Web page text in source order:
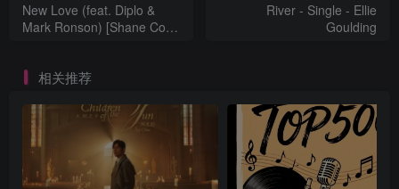
New Love (feat. Diplo &
Mark Ronson) [Shane Codd
River - Single - Ellie
Goulding
相关推荐